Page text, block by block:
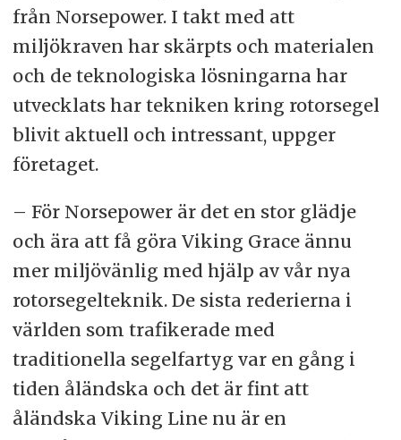
från Norsepower. I takt med att
miljökraven har skärpts och materialen
och de teknologiska lösningarna har
utvecklats har tekniken kring rotorsegel
blivit aktuell och intressant, uppger
företaget.
– För Norsepower är det en stor glädje
och ära att få göra Viking Grace ännu
mer miljövänlig med hjälp av vår nya
rotorsegelteknik. De sista rederierna i
världen som trafikerade med
traditionella segelfartyg var en gång i
tiden åländska och det är fint att
åländska Viking Line nu är en